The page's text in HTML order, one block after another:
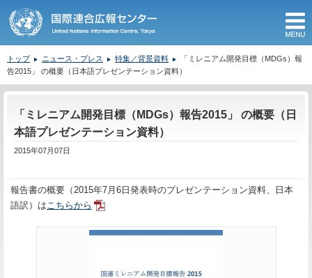
トップ ニュース・プレス 特集／背景資料
「ミレニアム開発目標（MDGs）報
告2015」 の概要（日本語プレゼンテーション資料）
「ミレニアム開発目標（MDGs）報告2015」 の概要（日
本語プレゼンテーション資料）
2015年07月07日
報告書の概要（2015年7月6日発表時のプレゼンテーション資料、日本
語訳）はこちらから